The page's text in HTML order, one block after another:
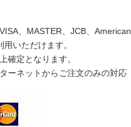
、MASTER、JCB、American
いただけます。
確定となります。
ーネットからご注文のみの対応